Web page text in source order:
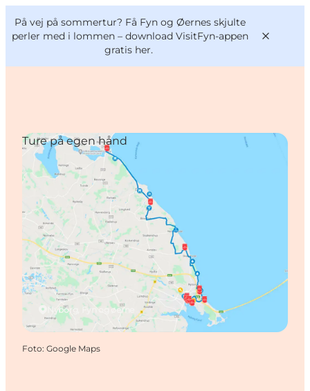
På vej på sommertur? Få Fyn og Øernes skjulte
perler med i lommen – download VisitFyn-appen
gratis her.
Oplevelser
Outdoor
Mad og drikke
Overnatning
Book lokale oplevelser
VisitFyn
Deutsch
Nyborg, Fyn og øerne
Ture på egen hånd
Foto: Google Maps